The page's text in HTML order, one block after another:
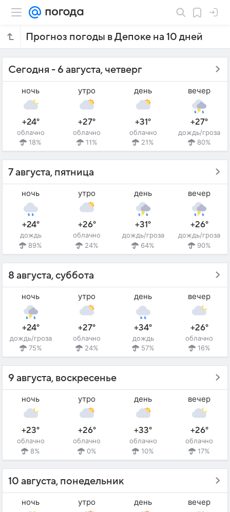
Прогноз погоды в Депоке на 10 дней
Сегодня - 6 августа, четверг
ночь
+24°
облачно
18%
утро
+27°
облачно
11%
день
+31°
облачно
21%
вечер
+27°
дождь/гроза
80%
7 августа, пятница
ночь
+24°
дождь
89%
утро
+26°
облачно
24%
день
+31°
дождь/гроза
64%
вечер
+26°
дождь/гроза
90%
8 августа, суббота
ночь
+24°
дождь/гроза
75%
утро
+27°
облачно
24%
день
+34°
дождь
57%
вечер
+26°
облачно
16%
9 августа, воскресенье
ночь
+23°
облачно
8%
утро
+26°
облачно
0%
день
+33°
облачно
10%
вечер
+26°
облачно
17%
10 августа, понедельник
ночь утро день вечер